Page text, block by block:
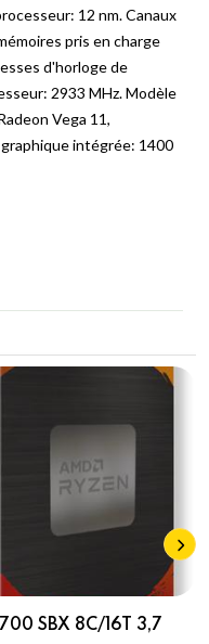
12 nm. Canaux
pris en charge
d'horloge de
2933 MHz. Modèle
Vega 11,
intégrée: 1400
SBX 8C/16T 3,7